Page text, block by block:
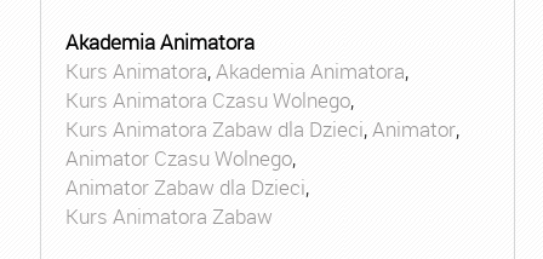
Akademia Animatora
Kurs Animatora,Akademia Animatora,
Kurs Animatora Czasu Wolnego,
Kurs Animatora Zabaw dla Dzieci,Animator,
Animator Czasu Wolnego,
Animator Zabaw dla Dzieci,
Kurs Animatora Zabaw